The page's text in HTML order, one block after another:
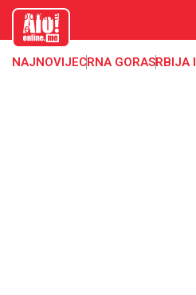
aloonline.
me
NAJNOVIJECRNA GORASRBIJA